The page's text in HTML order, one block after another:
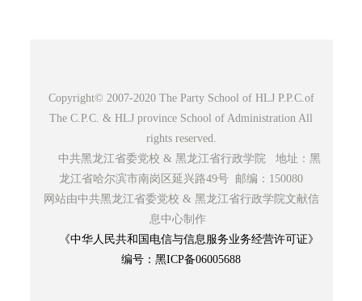
Copyright© 2007-2020 The Party School of HLJ P.P.C.of
The C.P.C. & HLJ province School of Administration All
rights reserved.
中共黑龙江省委党校 & 黑龙江省行政学院 地址：黑
龙江省哈尔滨市南岗区延兴路49号 邮编：150080
网站由中共黑龙江省委党校 & 黑龙江省行政学院文献信
息中心制作
《中华人民共和国电信与信息服务业务经营许可证》
编号：黑ICP备06005688